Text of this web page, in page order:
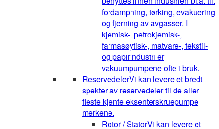
fordampning, tørking, evakuering
og fjerning av avgasser. I
kjemisk-, petrokjemisk-,
farmasøytisk-, matvare-, tekstil-
og papirindustri er
vakuumpumpene ofte i bruk.
ReservedelerVi kan levere et bredt
spekter av reservedeler til de aller
fleste kjente eksenterskruepumpe
merkene.
Rotor / StatorVi kan levere et